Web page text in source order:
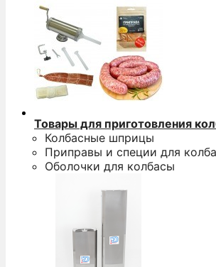
Товары для приготовления
Колбасные шприцы
Приправы и специи для
Оболочки для колбасы